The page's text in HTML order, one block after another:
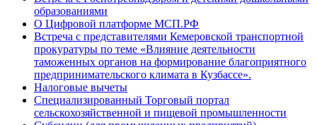
образованиями
О Цифровой платформе МСП.РФ
Встреча с представителями Кемеровской транспортной
прокуратуры по теме «Влияние деятельности
таможенных органов на формирование благоприятного
предпринимательского климата в Кузбассе».
Налоговые вычеты
Специализированный Торговый портал
сельскохозяйственной и пищевой промышленности